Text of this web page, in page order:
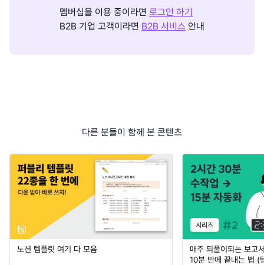
멤버십을 이용 중이라면 로그인 하기
B2B 기업 고객이라면 B2B 서비스 안내
다른 분들이 함께 본 콘텐츠
노션 템플릿 여기 다 모음
매주 되풀이되는 보고
10분 만에 끝내는 법 (